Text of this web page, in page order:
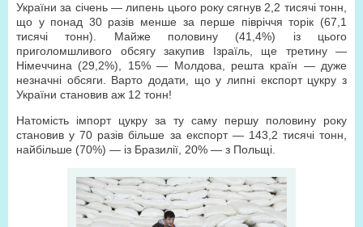
України за січень — липень цього року сягнув 2,2 тисячі тонн,
що у понад 30 разів менше за перше півріччя торік (67,1
тисячі тонн). Майже половину (41,4%) із цього
приголомшливого обсягу закупив Ізраїль, ще третину —
Німеччина (29,2%), 15% — Молдова, решта країн — дуже
незначні обсяги. Варто додати, що у липні експорт цукру з
України становив аж 12 тонн!
Натомість імпорт цукру за ту саму першу половину року
становив у 70 разів більше за експорт — 143,2 тисячі тонн,
найбільше (70%) — із Бразилії, 20% — з Польщі.